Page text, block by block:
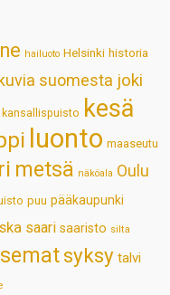
s
t
hailuoto Helsinki historia
suomesta joki
kansallispuisto kesä
luonto maaseutu
metsä näköala Oulu
puu pääkaupunki
saari saaristo silta
syksy talvi